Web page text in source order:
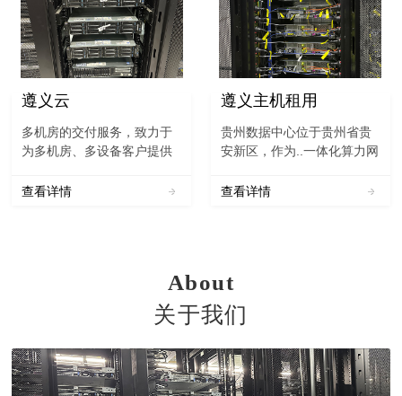
遵义云
多机房的交付服务，致力于
为多机房、多设备客户提供
务支持和备件管理，助力企
查看详情
遵义主机租用
贵州数据中心位于贵州省贵
安新区，作为..一体化算力网
要节点之一，贵州电信~贵州
资源池、云南方核心节点
查看详情
About
关于我们